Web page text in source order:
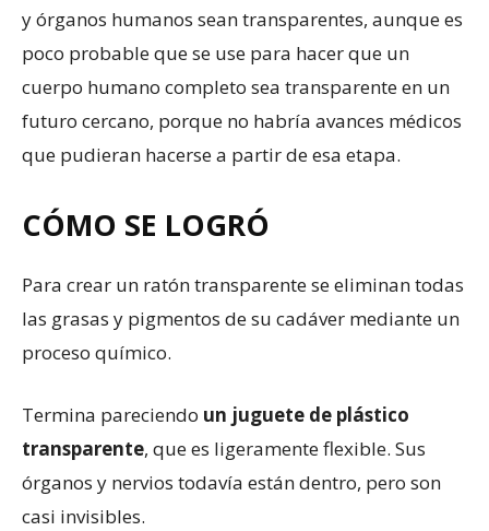
y órganos humanos sean transparentes, aunque es
poco probable que se use para hacer que un
cuerpo humano completo sea transparente en un
futuro cercano, porque no habría avances médicos
que pudieran hacerse a partir de esa etapa.
CÓMO SE LOGRÓ
Para crear un ratón transparente se eliminan todas
las grasas y pigmentos de su cadáver mediante un
proceso químico.
Termina pareciendo un juguete de plástico
transparente, que es ligeramente flexible. Sus
órganos y nervios todavía están dentro, pero son
casi invisibles.